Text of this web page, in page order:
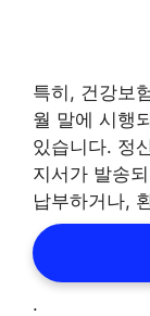
특히, 건강보
월 말에 시행
있습니다. 정
지서가 발송
납부하거나,
.